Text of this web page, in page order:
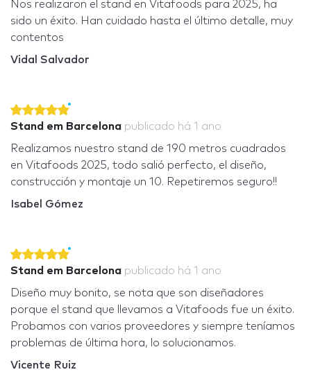
Nos realizaron el stand en Vitafoods para 2025, ha
sido un éxito. Han cuidado hasta el último detalle, muy
contentos
Vidal Salvador
Stand em Barcelona publicado há 1 ano
Realizamos nuestro stand de 190 metros cuadrados
en Vitafoods 2025, todo salió perfecto, el diseño,
construcción y montaje un 10. Repetiremos seguro!!
Isabel Gómez
Stand em Barcelona publicado há 1 ano
Diseño muy bonito, se nota que son diseñadores
porque el stand que llevamos a Vitafoods fue un éxito.
Probamos con varios proveedores y siempre teníamos
problemas de última hora, lo solucionamos.
Vicente Ruiz